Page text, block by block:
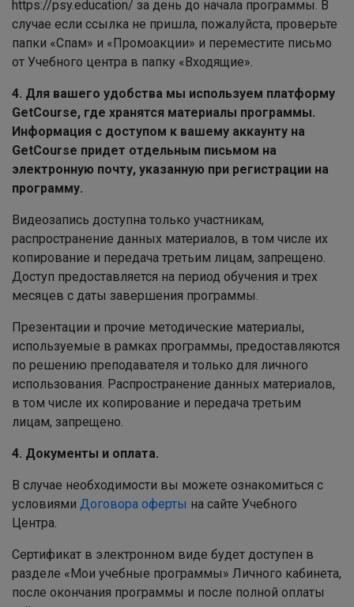
https://psy.education/ за день до начала программы. В
случае если ссылка не пришла, пожалуйста, проверьте
папки «Спам» и «Промоакции» и переместите письмо
от Учебного центра в папку «Входящие».
4. Для вашего удобства мы используем платформу
GetCourse, где хранятся материалы программы.
Информация с доступом к вашему аккаунту на
GetCourse придет отдельным письмом на
электронную почту, указанную при регистрации на
программу.
Видеозапись доступна только участникам,
распространение данных материалов, в том числе их
копирование и передача третьим лицам, запрещено.
Доступ предоставляется на период обучения и трех
месяцев с даты завершения программы.
Презентации и прочие методические материалы,
используемые в рамках программы, предоставляются
по решению преподавателя и только для личного
использования. Распространение данных материалов,
в том числе их копирование и передача третьим
лицам, запрещено.
4. Документы и оплата.
В случае необходимости вы можете ознакомиться с
условиями Договора оферты на сайте Учебного
Центра.
Сертификат в электронном виде будет доступен в
разделе «Мои учебные программы» Личного кабинета,
после окончания программы и после полной оплаты